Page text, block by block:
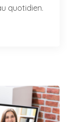
quotidien.